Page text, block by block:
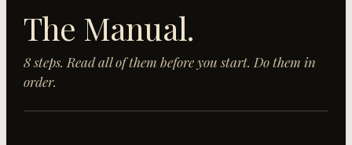
The Manual.
8steps. Read all of them before you start. Do them in
order.